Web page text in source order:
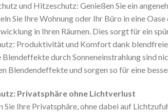
und Hitzeschutz: Genießen Sie ein
Sie Ihre Wohnung oder Ihr Büro in eine
in Ihren Räumen. Dies sorgt für ein
Produktivität und Komfort dank
Blendeffekte durch Sonneneinstrahlung sind
Blendendeffekte und sorgen so für eine
Privatsphäre ohne Lichtverlust
Sie Ihre Privatsphäre, ohne dabei auf